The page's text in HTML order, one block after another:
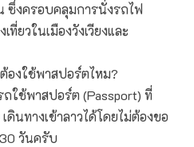
ซึ่งครอบคลุมการนั่งรถไฟ
ที่ยวในเมืองวังเวียงและ
องใช้พาสปอร์ตไหม?
ใช้พาสปอร์ต (Passport) ที่
ดินทางเข้าลาวได้โดยไม่ต้องขอ
วันครับ